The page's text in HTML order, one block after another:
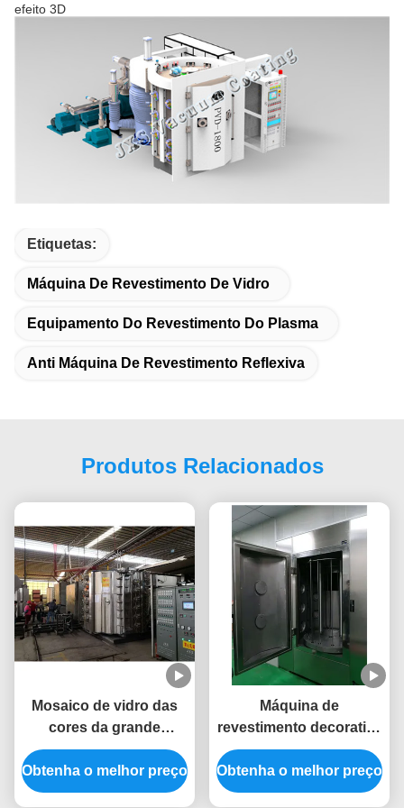
efeito 3D
Etiquetas:
Máquina De Revestimento De Vidro
Equipamento Do Revestimento Do Plasma
Anti Máquina De Revestimento Reflexiva
Produtos Relacionados
Mosaico de vidro das
cores da grande
capacidade
equipamento do
revestimento de vácuo
Obtenha o melhor preço
Máquina de
revestimento decorativa
de vidro do vácuo do
encaixe PVD dos
produtos vidreiros a
Obtenha o melhor preço